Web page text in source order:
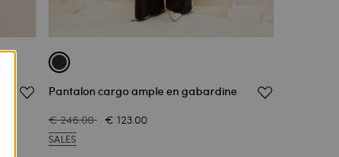
Pantalon cargo ample en gabardine
€ 246.00 € 123.00
SALES